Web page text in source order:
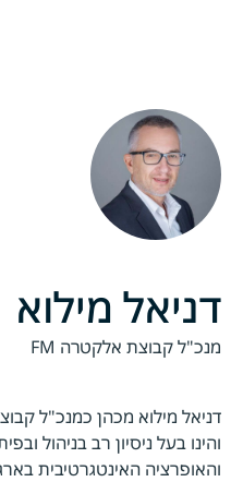
content
דניאל מילוא
מנכ"ל קבוצת אלקטרה FM
והינו בעל ניסיון רב בניהול
והאופרציה האינטגרטיבית